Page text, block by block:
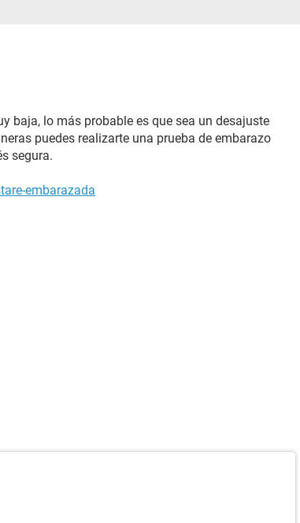
baja, lo más probable es que sea un desajuste
puedes realizarte una prueba de embarazo
segura.
embarazada